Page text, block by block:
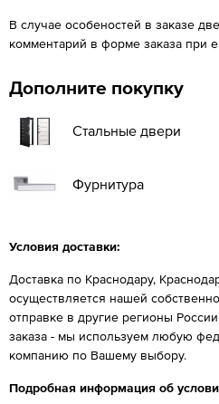
В случае особеностей в заказе
комментарий в форме заказа при
Дополните покупку
Стальные двери
Фурнитура
Условия доставки:
Доставка по Краснодару,
осуществляется нашей
отправке в другие регионы
заказа - мы используем любую
компанию по Вашему выбору.
Подробная информация об